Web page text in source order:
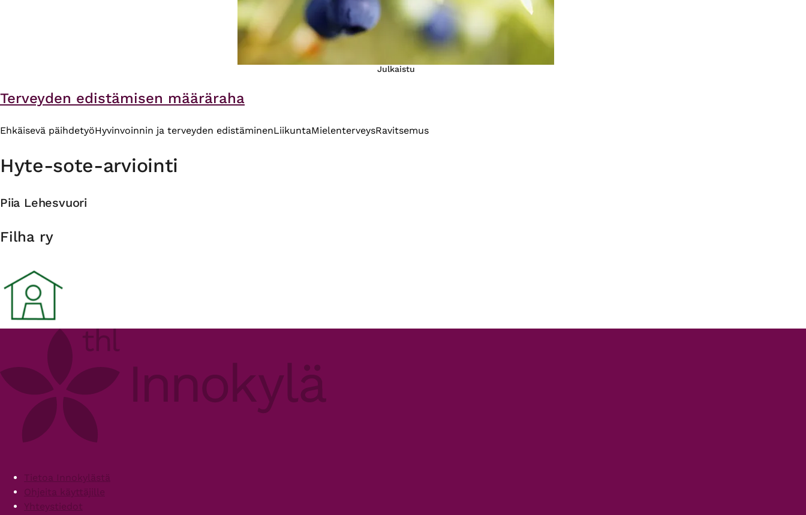
Julkaistu
Terveyden edistämisen määräraha
Ehkäisevä päihdetyöHyvinvoinnin ja terveyden edistäminenLiikuntaMielenterveysRavitsemus
Hyte-sote-arviointi
Piia Lehesvuori
Organisaatio
Filha ry
FooterTietoa Innokylästä
Ohjeita käyttäjille
Yhteystiedot